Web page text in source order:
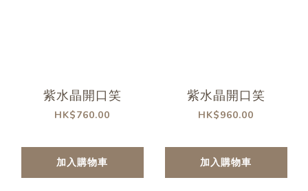
紫水晶開口笑
HK$760.00
加入購物車
紫水晶開口笑
HK$960.00
加入購物車